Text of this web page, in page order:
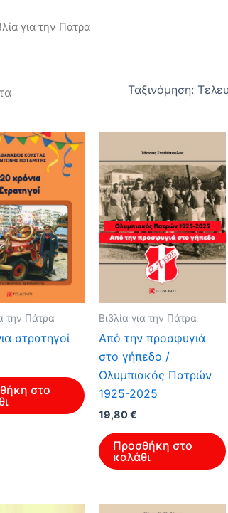
για την Πάτρα
την Πάτρα
στρατηγοί
στο
Βιβλία για την Πάτρα
Από την προσφυγιά
στο γήπεδο /
Ολυμπιακός Πατρών
1925-2025
19,80€
Προσθήκη στο
καλάθι